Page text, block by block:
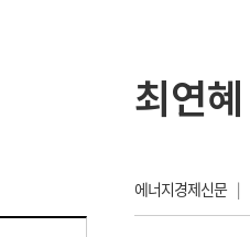
최연
에너지경제신문|